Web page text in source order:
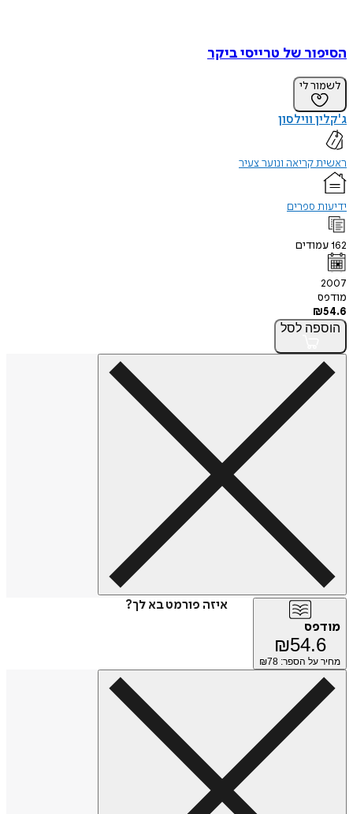
הסיפור של טרייסי ביקר
לשמור לי
ג'קלין ווילסון
ראשית קריאה ונוער צעיר
ידיעות ספרים
162עמודים
2007
מודפס
₪54.6
הוספה לסל
איזה פורמט בא לך?
מודפס
₪54.6
מחיר על הספר: ₪ 78